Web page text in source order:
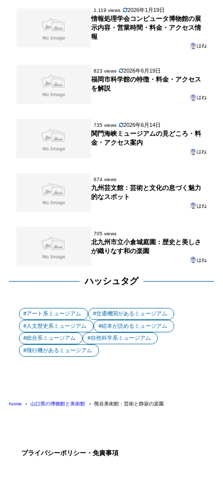
1,119 views 2026年1月19日
情報処理学会コンピュータ博物館の展
示内容・営業時間・料金・アクセス情
報
はね
823 views 2026年6月19日
福岡市科学館の特徴・料金・アクセス
を解説
はね
735 views 2026年6月14日
関門海峡ミュージアムの見どころ・料
金・アクセス案内
はね
674 views
九州芸文館：芸術と文化の息づく魅力
的なスポット
はね
705 views
北九州市立小倉城庭園：歴史と美しさ
が織りなす和の楽園
はね
ハッシュタグ
アート系ミュージアム 交通機関があるミュージアム
人文歴史系ミュージアム 絵本が読めるミュージアム
総合系ミュージアム 自然科学系ミュージアム
飛行機があるミュージアム
home 山口県の博物館と美術館 熊谷美術館：芸術と静寂の楽園
プライバシーポリシー・免責事項